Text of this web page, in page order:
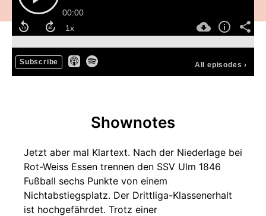
00:00
Subscribe All episodes ›
Shownotes
Jetzt aber mal Klartext. Nach der Niederlage bei
Rot-Weiss Essen trennen den SSV Ulm 1846
Fußball sechs Punkte von einem
Nichtabstiegsplatz. Der Drittliga-Klassenerhalt
ist hochgefährdet. Trotz einer